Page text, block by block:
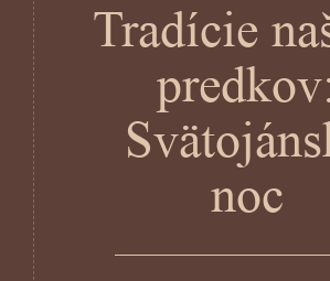
Tradície
noc